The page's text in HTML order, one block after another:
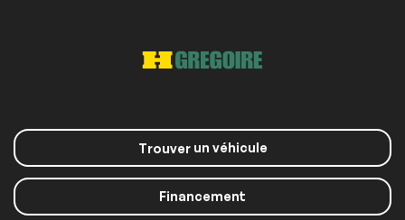
Trouverun véhicule
Financement